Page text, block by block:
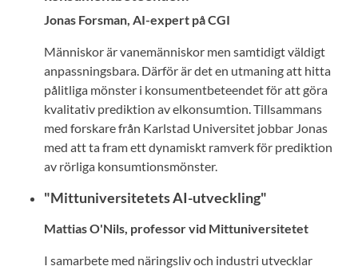
Jonas Forsman, AI-expert på CGI
Människor är vanemänniskor men samtidigt väldigt
anpassningsbara. Därför är det en utmaning att hitta
pålitliga mönster i konsumentbeteendet för att göra
kvalitativ prediktion av elkonsumtion. Tillsammans
med forskare från Karlstad Universitet jobbar Jonas
med att ta fram ett dynamiskt ramverk för prediktion
av rörliga konsumtionsmönster.
"Mittuniversitetets AI-utveckling"
Mattias O'Nils, professor vid Mittuniversitetet
I samarbete med näringsliv och industri utvecklar